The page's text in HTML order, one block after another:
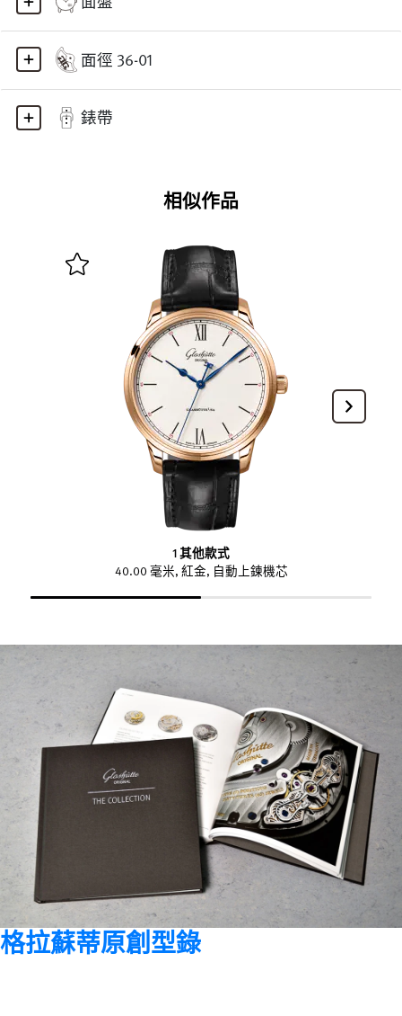
面徑 36-01
錶帶
相似作品
1 其他款式
40.00 毫米, 紅金, 自動上鍊機芯
格拉蘇蒂原創型錄